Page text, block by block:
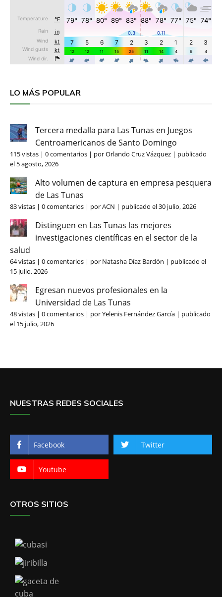
LO MÁS POPULAR
Tercera medalla para Las Tunas en Juegos
Centroamericanos de Santo Domingo
115 vistas | 0 comentarios | porOrlando Cruz Vázquez | publicado
el 5 agosto, 2026
Alto volumen de captura en empresa pesquera
de Las Tunas
83 vistas | 0 comentarios | porACN | publicado el 30 julio, 2026
Distinguen en Las Tunas las mejores
investigaciones científicas en el sector de la
salud
64 vistas | 0 comentarios | por Natasha Díaz Bardón | publicado el
15 julio, 2026
Egresan nuevos profesionales en la
Universidad de Las Tunas
48 vistas | 0 comentarios | porYelenis Fernández García | publicado
el 15 julio, 2026
NUESTRAS REDES SOCIALES
Facebook Twitter
Youtube
OTROS SITIOS